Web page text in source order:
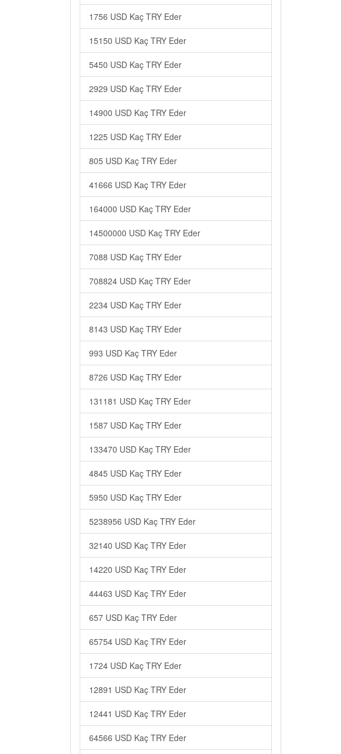
1756 USD Kaç TRY Eder
15150 USD Kaç TRY Eder
5450 USD Kaç TRY Eder
2929 USD Kaç TRY Eder
14900 USD Kaç TRY Eder
1225 USD Kaç TRY Eder
805 USD Kaç TRY Eder
41666 USD Kaç TRY Eder
164000 USD Kaç TRY Eder
14500000 USD Kaç TRY Eder
7088 USD Kaç TRY Eder
708824 USD Kaç TRY Eder
2234 USD Kaç TRY Eder
8143 USD Kaç TRY Eder
993 USD Kaç TRY Eder
8726 USD Kaç TRY Eder
131181 USD Kaç TRY Eder
1587 USD Kaç TRY Eder
133470 USD Kaç TRY Eder
4845 USD Kaç TRY Eder
5950 USD Kaç TRY Eder
5238956 USD Kaç TRY Eder
32140 USD Kaç TRY Eder
14220 USD Kaç TRY Eder
44463 USD Kaç TRY Eder
657 USD Kaç TRY Eder
65754 USD Kaç TRY Eder
1724 USD Kaç TRY Eder
12891 USD Kaç TRY Eder
12441 USD Kaç TRY Eder
64566 USD Kaç TRY Eder